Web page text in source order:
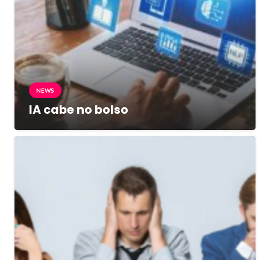
NEWS
IA cabe no bolso